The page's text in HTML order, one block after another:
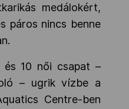
medálokért,
páros nincs benne
és 10 női csapat –
– ugrik vízbe a
Centre-ben